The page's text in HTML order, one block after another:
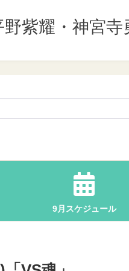
野紫耀・神宮
9月スケジュール